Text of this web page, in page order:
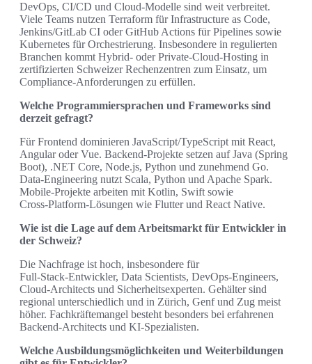
DevOps, CI/CD und Cloud‑Modelle sind weit verbreitet.
Viele Teams nutzen Terraform für Infrastructure as Code,
Jenkins/GitLab CI oder GitHub Actions für Pipelines sowie
Kubernetes für Orchestrierung. Insbesondere in regulierten
Branchen kommt Hybrid‑ oder Private‑Cloud‑Hosting in
zertifizierten Schweizer Rechenzentren zum Einsatz, um
Compliance-Anforderungen zu erfüllen.
Welche Programmiersprachen und Frameworks sind
derzeit gefragt?
Für Frontend dominieren JavaScript/TypeScript mit React,
Angular oder Vue. Backend‑Projekte setzen auf Java (Spring
Boot), .NET Core, Node.js, Python und zunehmend Go.
Data‑Engineering nutzt Scala, Python und Apache Spark.
Mobile‑Projekte arbeiten mit Kotlin, Swift sowie
Cross‑Platform‑Lösungen wie Flutter und React Native.
Wie ist die Lage auf dem Arbeitsmarkt für Entwickler in
der Schweiz?
Die Nachfrage ist hoch, insbesondere für
Full‑Stack‑Entwickler, Data Scientists, DevOps‑Engineers,
Cloud‑Architects und Sicherheitsexperten. Gehälter sind
regional unterschiedlich und in Zürich, Genf und Zug meist
höher. Fachkräftemangel besteht besonders bei erfahrenen
Backend‑Architects und KI‑Spezialisten.
Welche Ausbildungsmöglichkeiten und Weiterbildungen